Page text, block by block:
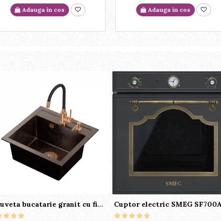
Adauga in cos Adauga in cos
Chiuveta bucatarie granit cu finisaj negru perlat/cupru Steingran Art Copper cu dozator si baterie Quadron